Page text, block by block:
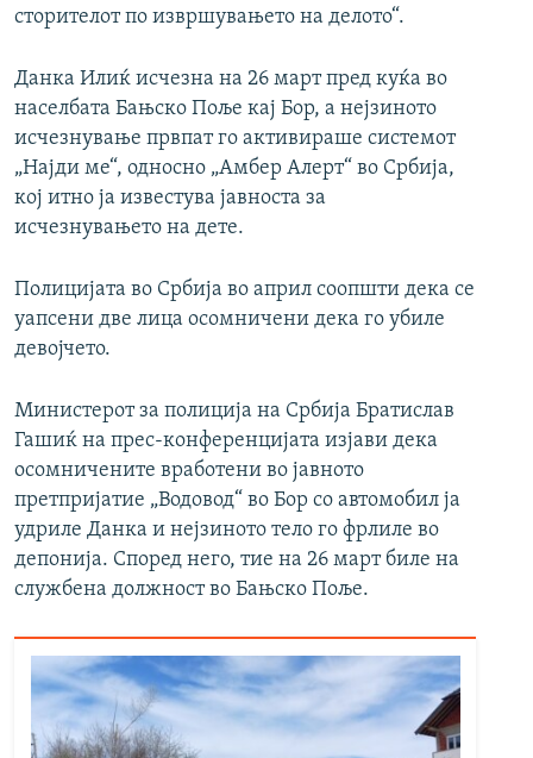
сторителот по извршувањето на делото“.
Данка Илиќ исчезна на 26 март пред куќа во
населбата Бањско Поље кај Бор, а нејзиното
исчезнување првпат го активираше системот
„Најди ме“, односно „Амбер Алерт“ во Србија,
кој итно ја известува јавноста за
исчезнувањето на дете.
Полицијата во Србија во април соопшти дека се
уапсени две лица осомничени дека го убиле
девојчето.
Министерот за полиција на Србија Братислав
Гашиќ на прес-конференцијата изјави дека
осомничените вработени во јавното
претпријатие „Водовод“ во Бор со автомобил ја
удриле Данка и нејзиното тело го фрлиле во
депонија. Според него, тие на 26 март биле на
службена должност во Бањско Поље.